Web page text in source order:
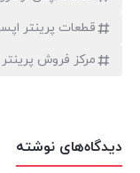
قطعات پرینتر
مرکز فروش
دیدگاه‌های نوشته